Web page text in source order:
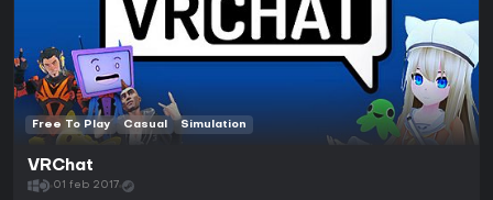
Free To Play Casual Simulation
VRChat
01 feb 2017